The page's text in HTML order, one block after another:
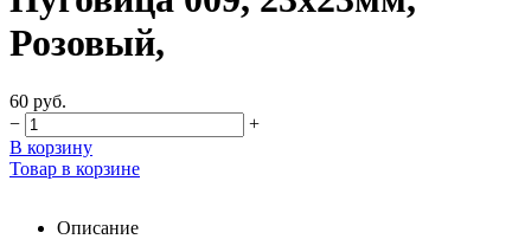
Розовый,
60 руб.
−
+
В корзину
Товар в корзине
Описание